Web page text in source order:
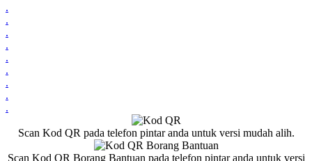
.
.
.
.
.
.
.
.
.
Scan Kod QR pada telefon pintar anda untuk versi mudah alih.
Scan Kod QR Borang Bantuan pada telefon pintar anda untuk versi